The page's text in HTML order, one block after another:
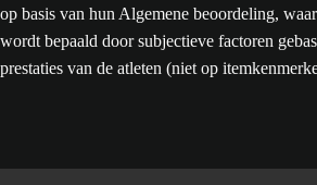
op basis van hun Algemene beoordeling,
wordt bepaald door subjectieve factoren
prestaties van de atleten (niet op